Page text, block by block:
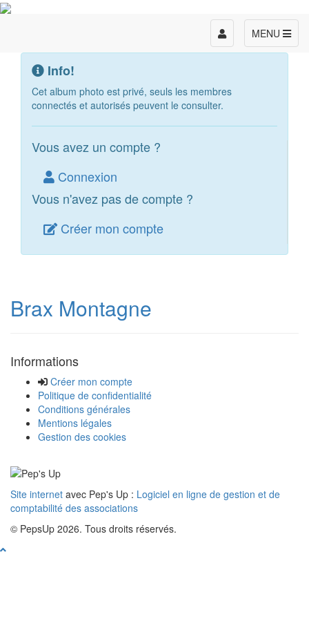
MENU
Toggle
navigation
Info!
Cet album photo est privé, seuls les membres
connectés et autorisés peuvent le consulter.
Vous avez un compte ?
Connexion
Vous n'avez pas de compte ?
Créer mon compte
Brax Montagne
Informations
Créer mon compte
Politique de confidentialité
Conditions générales
Mentions légales
Gestion des cookies
Site internet avec Pep's Up : Logiciel en ligne de gestion et de
comptabilité des associations
© PepsUp 2026. Tous droits réservés.